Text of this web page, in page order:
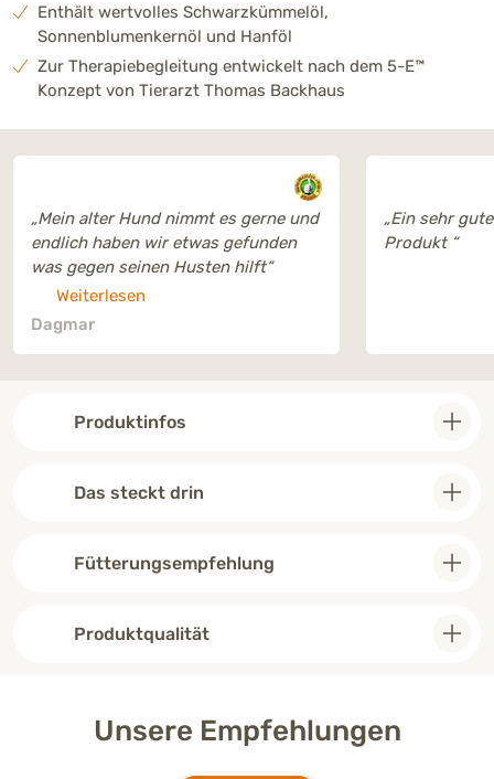
Enthält wertvolles Schwarzkümmelöl,
Sonnenblumenkernöl und Hanföl
Zur Therapiebegleitung entwickelt nach dem 5-E™
Konzept von Tierarzt Thomas Backhaus
„Mein alter Hund nimmt es gerne und
endlich haben wir etwas gefunden
was gegen seinen Husten hilft“
Weiterlesen
Dagmar
„Ein sehr
Produkt “
Produktinfos
Das steckt drin
Fütterungsempfehlung
Produktqualität
Unsere Empfehlungen